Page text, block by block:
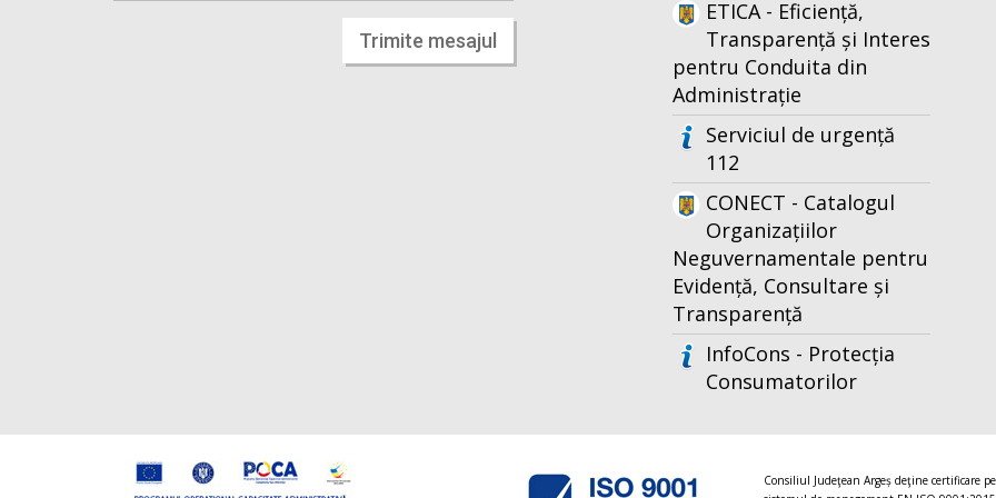
Trimite mesajul
ETICA - Eficiență,
Transparență și Interes
pentru Conduita din
Administrație
Serviciul de urgență
112
CONECT - Catalogul
Organizațiilor
Neguvernamentale pentru
Evidență, Consultare și
Transparență
InfoCons - Protecția
Consumatorilor
Consiliul Judeţean Argeș deţine certificare